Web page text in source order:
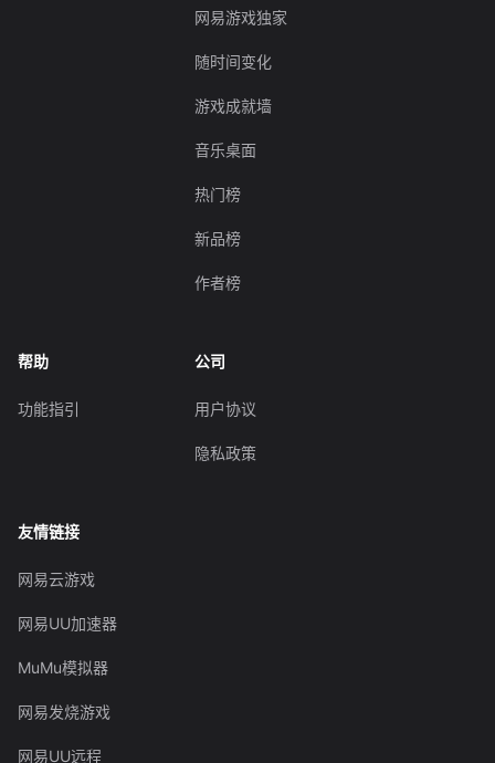
网易游戏独家
随时间变化
游戏成就墙
音乐桌面
热门榜
新品榜
作者榜
帮助
功能指引
公司
用户协议
隐私政策
友情链接
网易云游戏
网易UU加速器
MuMu模拟器
网易发烧游戏
网易UU远程